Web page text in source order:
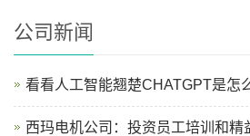
公司新闻
看看人工智能翘楚CHATGPT是怎
西玛电机公司：投资员工培训和精